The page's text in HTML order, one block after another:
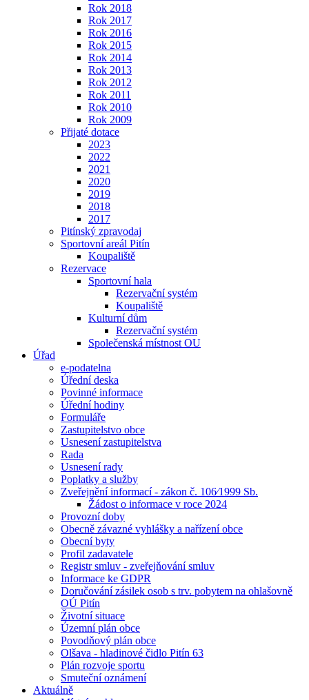
Rok 2018
Rok 2017
Rok 2016
Rok 2015
Rok 2014
Rok 2013
Rok 2012
Rok 2011
Rok 2010
Rok 2009
Přijaté dotace
2023
2022
2021
2020
2019
2018
2017
Pitínský zpravodaj
Sportovní areál Pitín
Koupaliště
Rezervace
Sportovní hala
Rezervační systém
Koupaliště
Kulturní dům
Rezervační systém
Společenská místnost OU
Úřad
e-podatelna
Úřední deska
Povinné informace
Úřední hodiny
Formuláře
Zastupitelstvo obce
Usnesení zastupitelstva
Rada
Usnesení rady
Poplatky a služby
Zveřejnění informací - zákon č. 106⁄1999 Sb.
Žádost o informace v roce 2024
Provozní doby
Obecně závazné vyhlášky a nařízení obce
Obecní byty
Profil zadavatele
Registr smluv - zveřejňování smluv
Informace ke GDPR
Doručování zásilek osob s trv. pobytem na ohlašovně
OÚ Pitín
Životní situace
Územní plán obce
Povodňový plán obce
Olšava - hladinové čidlo Pitín 63
Plán rozvoje sportu
Smuteční oznámení
Aktuálně